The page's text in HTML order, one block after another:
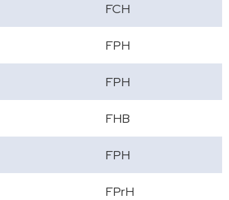
FCH
FPH
FPH
FHB
FPH
FPrH